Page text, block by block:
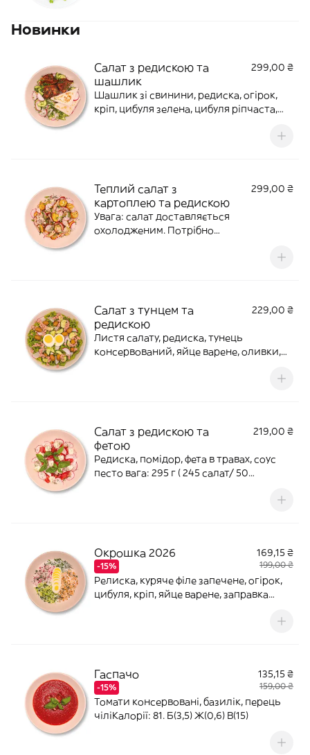
Новинки
Салат з редискою та
шашлик
299,00 ₴
Шашлик зі свинини, редиска, огірок,
кріп, цибуля зелена, цибуля ріпчаста,
Теплий салат з
картоплею та редискою
299,00 ₴
Увага: салат доставляється
охолодженим. Потрібно
стегно запечене, кріп, сир бринза, соус
Салат з тунцем та
редискою
229,00 ₴
Листя салату, редиска, тунець
консервований, яйце варене, оливки,
Салат з редискою та
фетою
219,00 ₴
Редиска, помідор, фета в травах, соус
песто вага: 295 г ( 245 салат/ 50
Окрошка 2026
-15%
169,15 ₴
199,00 ₴
Релиска, куряче філе запечене, огірок,
цибуля, кріп, яйце варене, заправка
Гаспачо
-15%
135,15 ₴
159,00 ₴
Томати консервовані, базилік, перець
чіліКалорії: 81. Б(3,5) Ж(0,6) В(15)